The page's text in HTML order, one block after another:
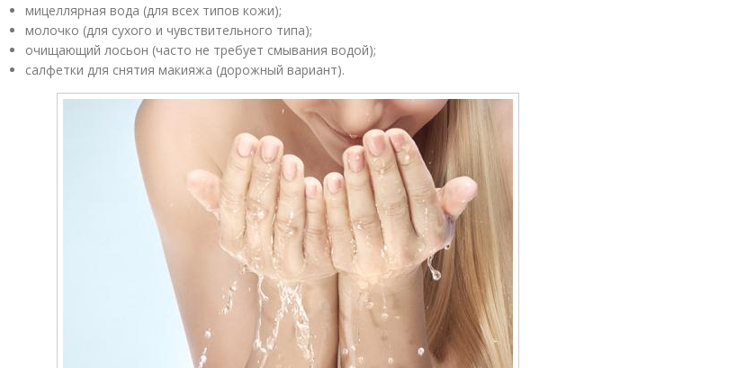
мицеллярная вода (для всех типов кожи);
молочко (для сухого и чувствительного типа);
очищающий лосьон (часто не требует смывания водой);
салфетки для снятия макияжа (дорожный вариант).